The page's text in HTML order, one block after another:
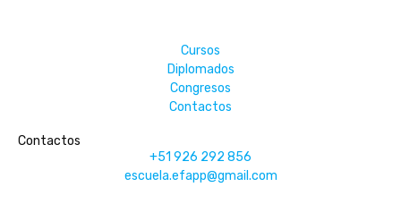
Cursos
Diplomados
Congresos
Contactos
Contactos
+51 926 292 856
escuela.efapp@gmail.com